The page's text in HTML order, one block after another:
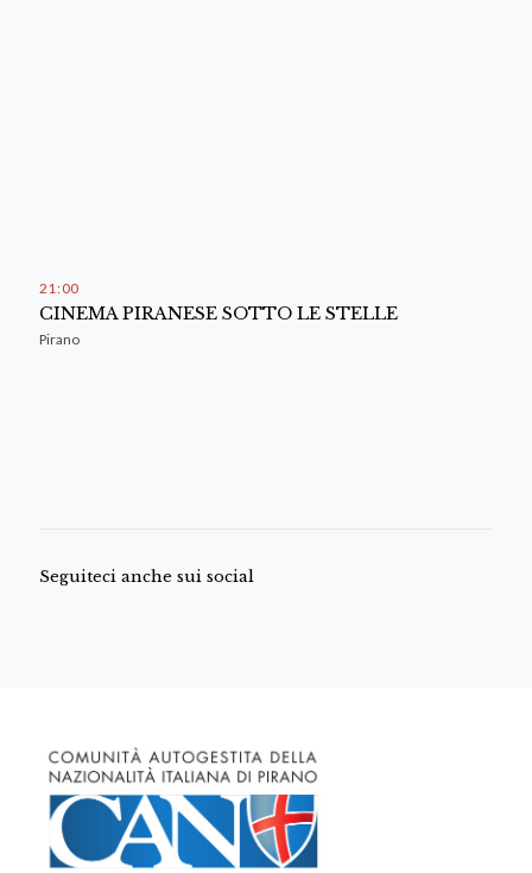
21 00
CINEMA PIRANESE SOTTO LE STELLE
Pirano
Seguiteci anche sui social